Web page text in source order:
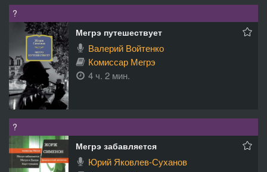
?
Мегрэ путешествует
Валерий Войтенко
Комиссар Мегрэ
4 ч. 2 мин.
?
Мегрэ забавляется
Юрий Яковлев-Суханов